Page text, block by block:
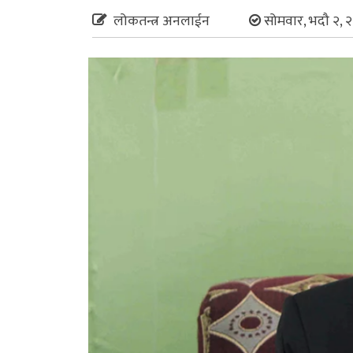
लोकतन्त्र अनलाईन सोमवार, भदौ २,